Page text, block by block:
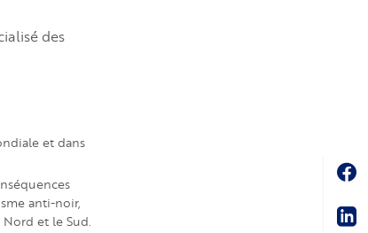
des
et dans
anti-noir,
et le Sud.